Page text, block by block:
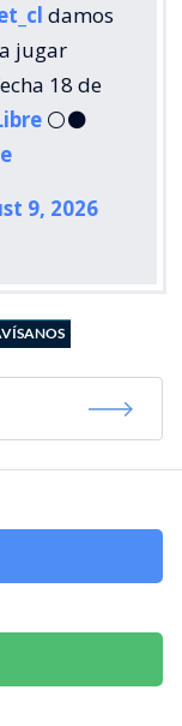
damos
jugar
18 de
⚪⚫
9, 2026